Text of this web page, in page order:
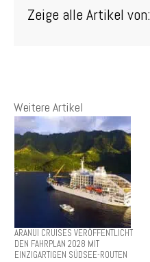
Zeige alle Artikel von:
Weitere Artikel
ARANUI CRUISES VERÖFFENTLICHT
DEN FAHRPLAN 2028 MIT
EINZIGARTIGEN SÜDSEE-ROUTEN